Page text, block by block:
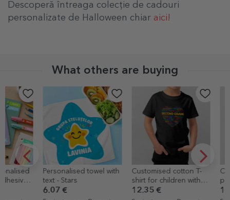
Descoperă întreaga colecție de cadouri
personalizate de Halloween chiar aici!
What others are buying
Personalised towel with
text - Stars
Customised cotton T-
shirt for children with
text - School T-shirt
Cotton T-
First day in